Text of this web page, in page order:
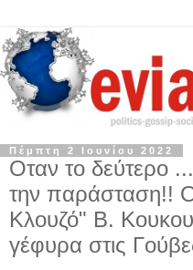
Πέμπτη 2 Ιουνίου 2022
Οταν το δεύτερο
την παράσταση!!
Κλουζό" Β.
γέφυρα στις